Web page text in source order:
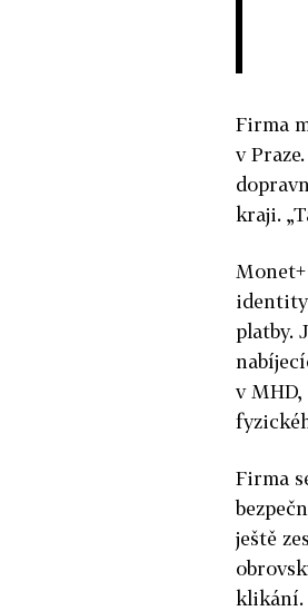
Firma
v
kraji.
platby.
v
Firma
ještě
klikání.